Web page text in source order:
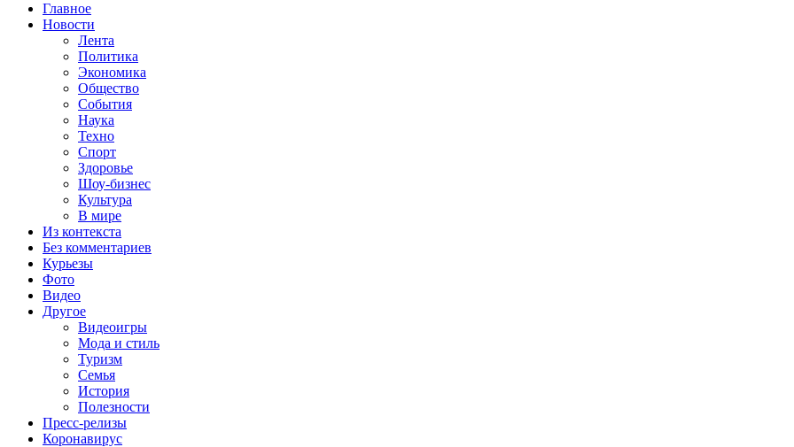
Главное
Новости
Лента
Политика
Экономика
Общество
События
Наука
Техно
Спорт
Здоровье
Шоу-бизнес
Культура
В мире
Из контекста
Без комментариев
Курьезы
Фото
Видео
Другое
Видеоигры
Мода и стиль
Туризм
Семья
История
Полезности
Пресс-релизы
Коронавирус